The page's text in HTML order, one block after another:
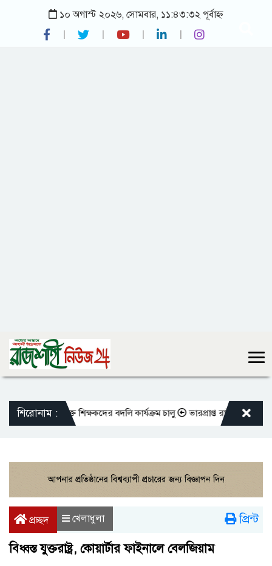
১০ অগাস্ট ২০২৬, সোমবার, ১১:৪৩:৩২ পূর্বাহ্ন
শিরোনাম :
এমপিওভুক্ত শিক্ষকদের বদলি কার্যক্রম চালু ভারপ্রাপ্ত রাষ্ট্রপতিকে
প্রচ্ছদ খেলাধুলা প্রিন্ট
বিধ্বস্ত যুক্তরাষ্ট্র, কোয়ার্টার ফাইনালে বেলজিয়াম